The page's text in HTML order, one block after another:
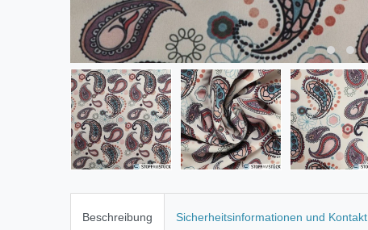
Beschreibung Sicherheitsinformationen und Kontakt